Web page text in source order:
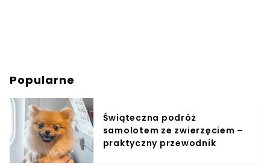
Popularne
Świąteczna podróż
samolotem ze zwierzęciem –
praktyczny przewodnik